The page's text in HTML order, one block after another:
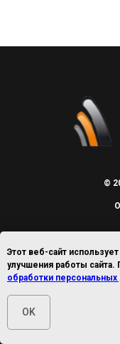
©
Этот веб-сайт
улучшения работы
обработки персональных
OK